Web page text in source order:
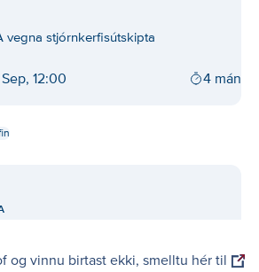
og vinnu birtast ekki, smelltu hér til